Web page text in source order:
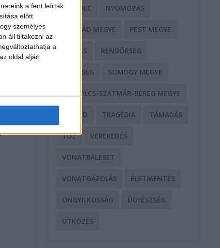
a fent leírtak
előtt
személyes
áll tiltakozni az
a
oldal alján
MISKOLC NYOMOZÁS
NÓGRÁD MEGYE PEST MEGYE
RABLÁS RENDŐRSÉG
SEGÍTSÉG SOMOGY MEGYE
SZABOLCS-SZATMÁR-BEREG MEGYE
SZEGED TRAGÉDIA TÁMADÁS
TŰZ VEREKEDÉS
VONATBALESET
VONATGÁZOLÁS ÉLETMENTÉS
ÖNGYILKOSSÁG ÜGYÉSZSÉG
ÜTKÖZÉS